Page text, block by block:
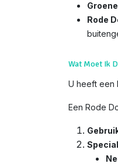
Rode
Wat Moet Ik
U heeft een
Een Rode